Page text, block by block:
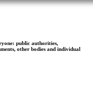
public authorities,
other bodies and individual